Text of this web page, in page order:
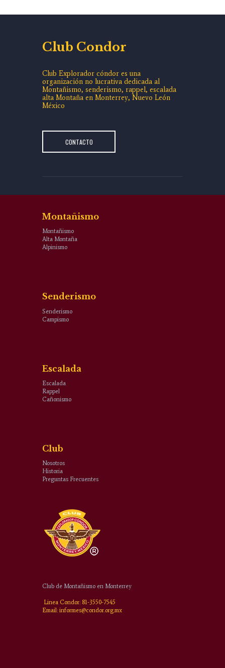
Club Condor
Club Explorador cóndor es una
organización no lucrativa dedicada al
Montañismo, senderismo, rappel, escalada
alta Montaña en Monterrey, Nuevo León
México
CONTACTO
Montañismo
Montañismo
Alta Montaña
Alpinismo
Senderismo
Senderismo
Campismo
Escalada
Escalada
Rappel
Cañonismo
Club
Nosotros
Historia
Preguntas Frecuentes
Club de Montañismo en Monterrey
Linea Condor: 81-3550-7545
Email: informes@condor.org.mx